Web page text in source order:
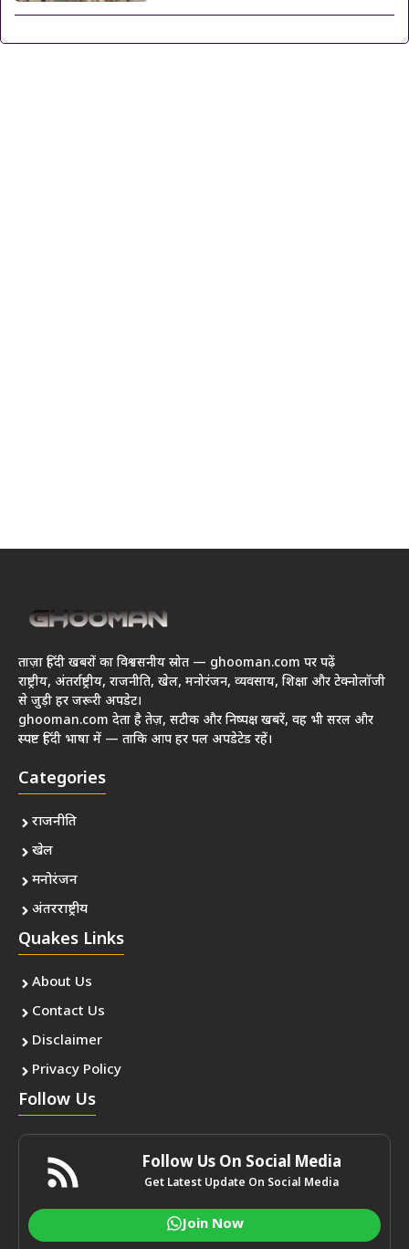
ताज़ा हिंदी खबरों का विश्वसनीय स्रोत — ghooman.com पर पढ़ें
राष्ट्रीय, अंतर्राष्ट्रीय, राजनीति, खेल, मनोरंजन, व्यवसाय, शिक्षा और टेक्नोलॉजी
से जुड़ी हर जरूरी अपडेट।
ghooman.com देता है तेज़, सटीक और निष्पक्ष खबरें, वह भी सरल और
स्पष्ट हिंदी भाषा में — ताकि आप हर पल अपडेटेड रहें।
Categories
राजनीति
खेल
मनोरंजन
अंतरराष्ट्रीय
Quakes Links
About Us
Contact Us
Disclaimer
Privacy Policy
Follow Us
Follow Us On Social Media
Get Latest Update On Social Media
Join Now